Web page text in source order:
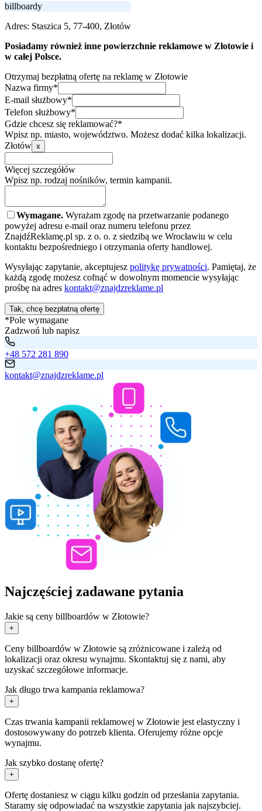
billboardy
Adres: Staszica 5, 77-400, Złotów
Posiadamy również inne powierzchnie reklamowe w Złotowie i
w całej Polsce.
Otrzymaj bezpłatną ofertę na reklamę w Złotowie
Nazwa firmy*
E-mail służbowy*
Telefon służbowy*
Gdzie chcesz się reklamować?*
Wpisz np. miasto, województwo. Możesz dodać kilka lokalizacji.
Złotów x
Więcej szczegółów
Wpisz np. rodzaj nośników, termin kampanii.
Wymagane. Wyrażam zgodę na przetwarzanie podanego
powyżej adresu e-mail oraz numeru telefonu przez
ZnajdźReklamę.pl sp. z o. o. z siedzibą we Wrocławiu w celu
kontaktu bezpośredniego i otrzymania oferty handlowej.
Wysyłając zapytanie, akceptujesz politykę prywatności. Pamiętaj, że
każdą zgodę możesz cofnąć w dowolnym momencie wysyłając
prośbę na adres kontakt@znajdzreklame.pl
Tak, chcę bezpłatną ofertę
*Pole wymagane
Zadzwoń lub napisz
+48 572 281 890
kontakt@znajdzreklame.pl
Najczęściej zadawane pytania
Jakie są ceny billboardów w Złotowie?
+
Ceny billboardów w Złotowie są zróżnicowane i zależą od
lokalizacji oraz okresu wynajmu. Skontaktuj się z nami, aby
uzyskać szczegółowe informacje.
Jak długo trwa kampania reklamowa?
+
Czas trwania kampanii reklamowej w Złotowie jest elastyczny i
dostosowywany do potrzeb klienta. Oferujemy różne opcje
wynajmu.
Jak szybko dostanę ofertę?
+
Ofertę dostaniesz w ciągu kilku godzin od przesłania zapytania.
Staramy się odpowiadać na wszystkie zapytania jak najszybciej.